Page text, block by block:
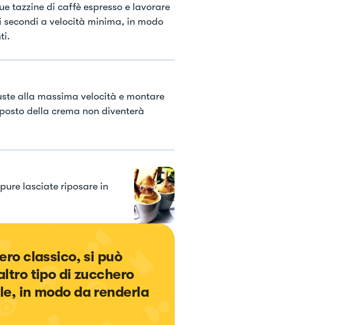
tazzine di caffè espresso e lavorare
a velocità minima, in modo
alla massima velocità e montare
della crema non diventerà
lasciate riposare in
classico, si può
tipo di zucchero
in modo da renderla